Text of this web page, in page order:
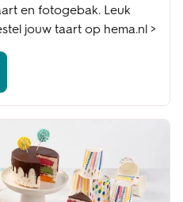
en fotogebak. Leuk
jouw taart op hema.nl >